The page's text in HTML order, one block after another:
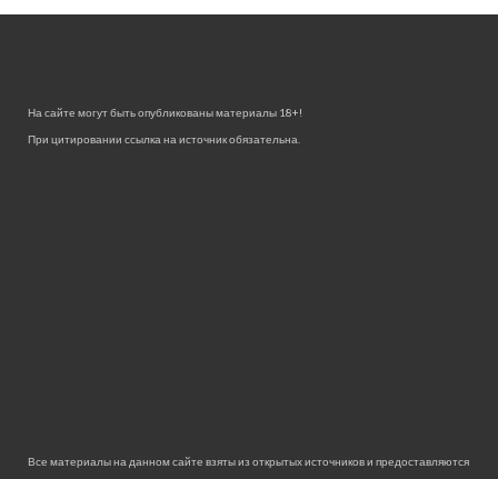
На сайте могут быть опубликованы материалы 18+!
При цитировании ссылка на источник обязательна.
Все материалы на данном сайте взяты из открытых источников и предоставляются